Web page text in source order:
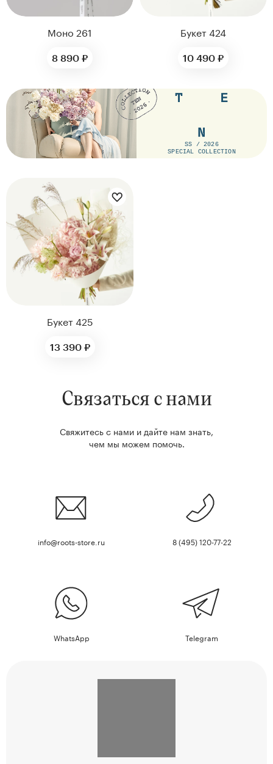
Моно 261
8 890 ₽
Букет 424
10 490 ₽
SS / 2026
SPECIAL COLLECTION
Цветы букета:
Букет 425
13 390 ₽
Связаться с нами
Свяжитесь с нами и дайте нам знать,
чем мы можем помочь.
info@roots-store.ru 8 (495) 120-77-22
WhatsApp Telegram